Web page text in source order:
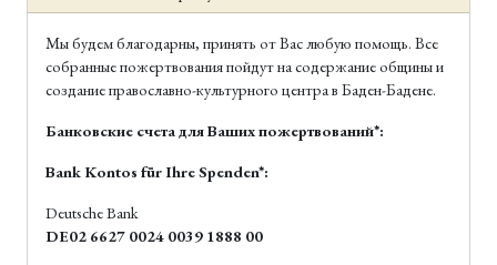
Мы будем благодарны, принять от Вас любую помощь. Все
собранные пожертвования пойдут на содержание общины и
создание православно-культурного центра в Баден-Бадене.
Банковские счета для Ваших пожертвований*:
Bank Kontos für Ihre Spenden*:
Deutsche Bank
DE02 6627 0024 0039 1888 00